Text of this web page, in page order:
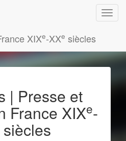
XIXe-XXe siècles
| Presse et
France XIXe-
siècles